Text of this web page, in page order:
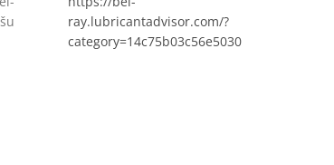
ray.lubricantadvisor.com/?
category=14c75b03c56e5030